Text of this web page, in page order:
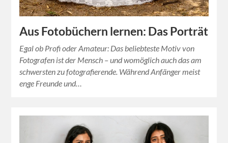
Aus Fotobüchern lernen: Das Porträt
Egal ob Profi oder Amateur: Das beliebteste Motiv von
Fotografen ist der Mensch – und womöglich auch das am
schwersten zu fotografierende. Während Anfänger meist
enge Freunde und…